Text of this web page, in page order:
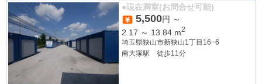
●現在満室(お問合せ可能)
5,500円 ～
2.17 ～ 13.84 m2
埼玉県狭山市新狭山1丁目16−6
南大塚駅 徒歩11分